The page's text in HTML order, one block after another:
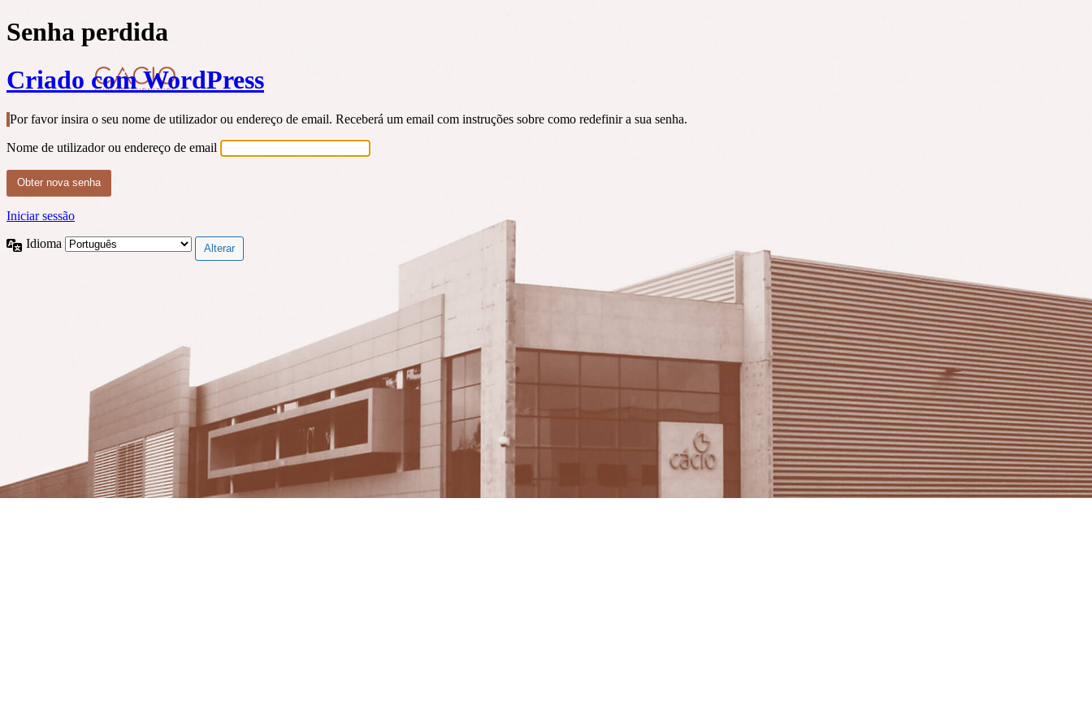
Senha perdida
Criado com WordPress
Por favor insira o seu nome de utilizador ou endereço de email. Receberá um email com instruções sobre como redefinir a sua senha.
Nome de utilizador ou endereço de email
Iniciar sessão
Idioma